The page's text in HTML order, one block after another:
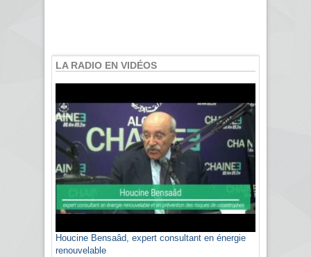
LA RADIO EN VIDÉOS
Houcine Bensaâd, expert consultant en énergie
renouvelable